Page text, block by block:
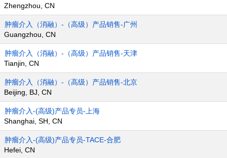
Zhengzhou, CN
肿瘤介入（消融）-（高级）产品销售-广州
Guangzhou, CN
肿瘤介入（消融）-（高级）产品销售-天津
Tianjin, CN
肿瘤介入（消融）-（高级）产品销售-北京
Beijing, BJ, CN
肿瘤介入-(高级)产品专员-上海
Shanghai, SH, CN
肿瘤介入-(高级)产品专员-TACE-合肥
Hefei, CN